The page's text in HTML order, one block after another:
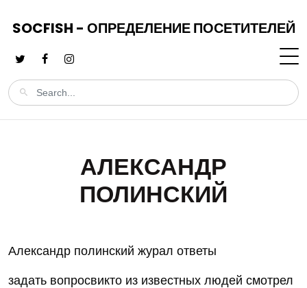
SOCFISH - ОПРЕДЕЛЕНИЕ ПОСЕТИТЕЛЕЙ
АЛЕКСАНДР
ПОЛИНСКИЙ
Александр полинский журал ответы
задать вопросвикто из известных людей смотрел